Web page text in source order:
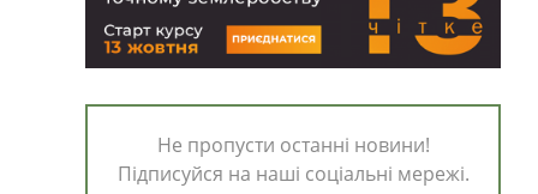
Не пропусти останні новини!
Підписуйся на наші соціальні мережі.